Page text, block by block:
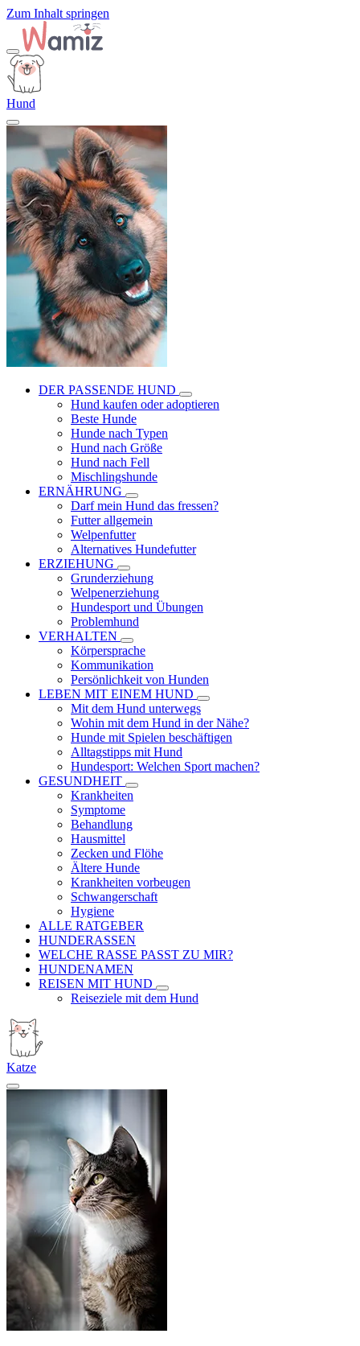
Zum Inhalt springen
Hund
DER PASSENDE HUND
Hund kaufen oder adoptieren
Beste Hunde
Hunde nach Typen
Hund nach Größe
Hund nach Fell
Mischlingshunde
ERNÄHRUNG
Darf mein Hund das fressen?
Futter allgemein
Welpenfutter
Alternatives Hundefutter
ERZIEHUNG
Grunderziehung
Welpenerziehung
Hundesport und Übungen
Problemhund
VERHALTEN
Körpersprache
Kommunikation
Persönlichkeit von Hunden
LEBEN MIT EINEM HUND
Mit dem Hund unterwegs
Wohin mit dem Hund in der Nähe?
Hunde mit Spielen beschäftigen
Alltagstipps mit Hund
Hundesport: Welchen Sport machen?
GESUNDHEIT
Krankheiten
Symptome
Behandlung
Hausmittel
Zecken und Flöhe
Ältere Hunde
Krankheiten vorbeugen
Schwangerschaft
Hygiene
ALLE RATGEBER
HUNDERASSEN
WELCHE RASSE PASST ZU MIR?
HUNDENAMEN
REISEN MIT HUND
Reiseziele mit dem Hund
Katze